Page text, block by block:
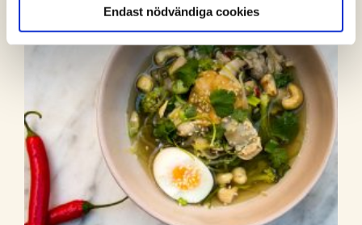
Endast nödvändiga cookies